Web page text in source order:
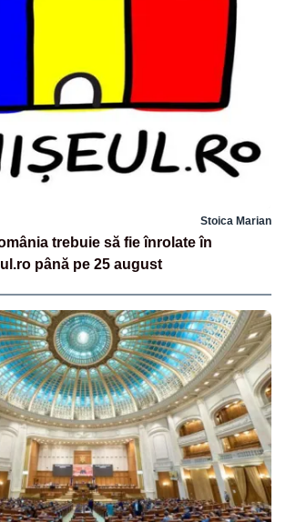
Stoica Marian
trebuie să fie înrolate în
până pe 25 august